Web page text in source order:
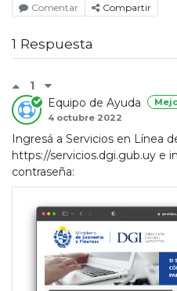
Comentar Compartir
1 Respuesta
1
Equipo de Ayuda
4 octubre 2022
Ingresá a Servicios en Línea
https://servicios.dgi.gub.uy e
contraseña: